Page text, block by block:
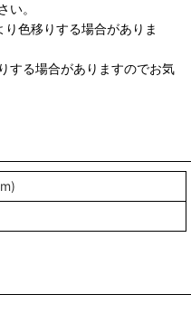
い。
色移りする場合がありま
する場合がありますのでお気